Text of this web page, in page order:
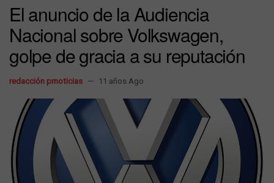
El anuncio de la Audiencia
Nacional sobre Volkswagen,
golpe de gracia a su reputación
redacción prnoticias 11 años Ago